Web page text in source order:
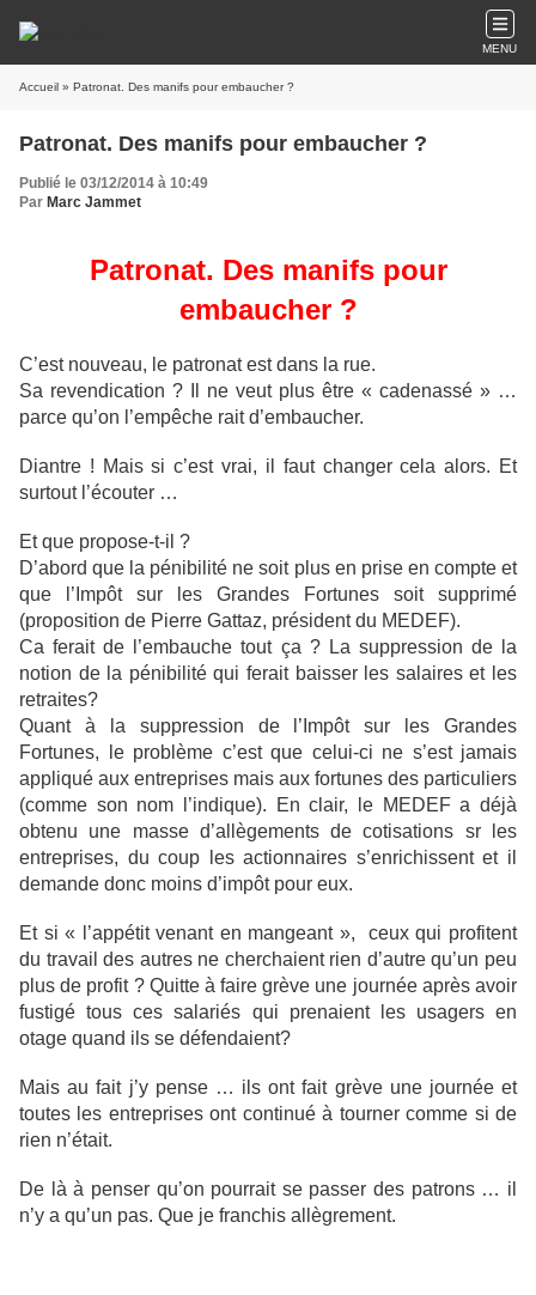
MENU
Accueil » Patronat. Des manifs pour embaucher ?
Patronat. Des manifs pour embaucher ?
Publié le 03/12/2014 à 10:49
Par Marc Jammet
Patronat. Des manifs pour
embaucher ?
C’est nouveau, le patronat est dans la rue.
Sa revendication ? Il ne veut plus être « cadenassé » …
parce qu’on l’empêche rait d’embaucher.
Diantre ! Mais si c’est vrai, il faut changer cela alors. Et
surtout l’écouter …
Et que propose-t-il ?
D’abord que la pénibilité ne soit plus en prise en compte et
que l’Impôt sur les Grandes Fortunes soit supprimé
(proposition de Pierre Gattaz, président du MEDEF).
Ca ferait de l’embauche tout ça ? La suppression de la
notion de la pénibilité qui ferait baisser les salaires et les
retraites?
Quant à la suppression de l’Impôt sur les Grandes
Fortunes, le problème c’est que celui-ci ne s’est jamais
appliqué aux entreprises mais aux fortunes des particuliers
(comme son nom l’indique). En clair, le MEDEF a déjà
obtenu une masse d’allègements de cotisations sr les
entreprises, du coup les actionnaires s’enrichissent et il
demande donc moins d’impôt pour eux.
Et si « l’appétit venant en mangeant », ceux qui profitent
du travail des autres ne cherchaient rien d’autre qu’un peu
plus de profit ? Quitte à faire grève une journée après avoir
fustigé tous ces salariés qui prenaient les usagers en
otage quand ils se défendaient?
Mais au fait j’y pense … ils ont fait grève une journée et
toutes les entreprises ont continué à tourner comme si de
rien n’était.
De là à penser qu’on pourrait se passer des patrons … il
n’y a qu’un pas. Que je franchis allègrement.